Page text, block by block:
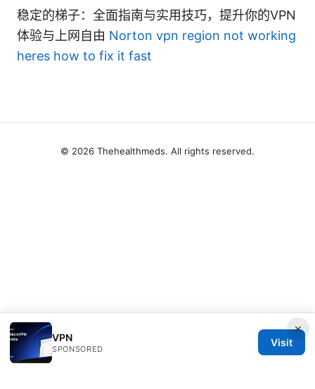
稳定的梯子：全面指南与实用技巧，提升你的VPN
体验与上网自由 Norton vpn region not working
heres how to fix it fast
×
VPN
SPONSORED
Visit
© 2026 Thehealthmeds. All rights reserved.